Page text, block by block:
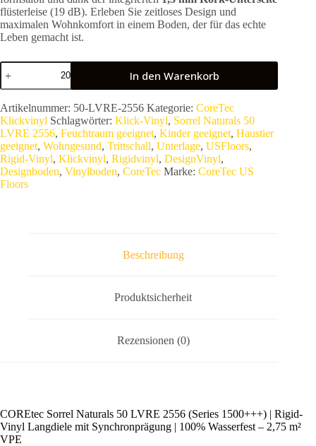
flüsterleise (19 dB). Erleben Sie zeitloses Design und
maximalen Wohnkomfort in einem Boden, der für das echte
Leben gemacht ist.
COREtec
Sorrel
Naturals
50
LVRE
2556
(Series
1500+++)
|
Rigid-
Vinyl
In den Warenkorb
Artikelnummer: 50-LVRE-2556 Kategorie: CoreTec
Klickvinyl Schlagwörter: Klick-Vinyl, Sorrel Naturals 50
LVRE 2556, Feuchtraum geeignet, Kinder geeignet, Haustier
geeignet, Wohngesund, Trittschall, Unterlage, USFloors,
Rigid-Vinyl, Klickvinyl, Rigidvinyl, DesignVinyl,
Designboden, Vinylboden, CoreTec Marke: CoreTec US
Floors
Beschreibung
Produktsicherheit
Rezensionen (0)
COREtec Sorrel Naturals 50 LVRE 2556 (Series 1500+++) | Rigid-
Vinyl Langdiele mit Synchronprägung | 100% Wasserfest – 2,75 m²
VPE